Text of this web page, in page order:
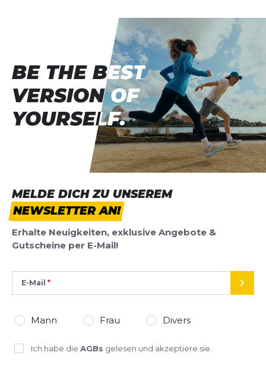
MELDE DICH ZU UNSEREM
NEWSLETTER AN!
Erhalte Neuigkeiten, exklusive Angebote &
Gutscheine per E-Mail!
E-Mail
Mann Frau Divers
Ich habe die AGBs gelesen und akzeptiere sie.
BE THE BEST
VERSION OF
YOURSELF.
BE THE BEST
VERSION OF
YOURSELF.